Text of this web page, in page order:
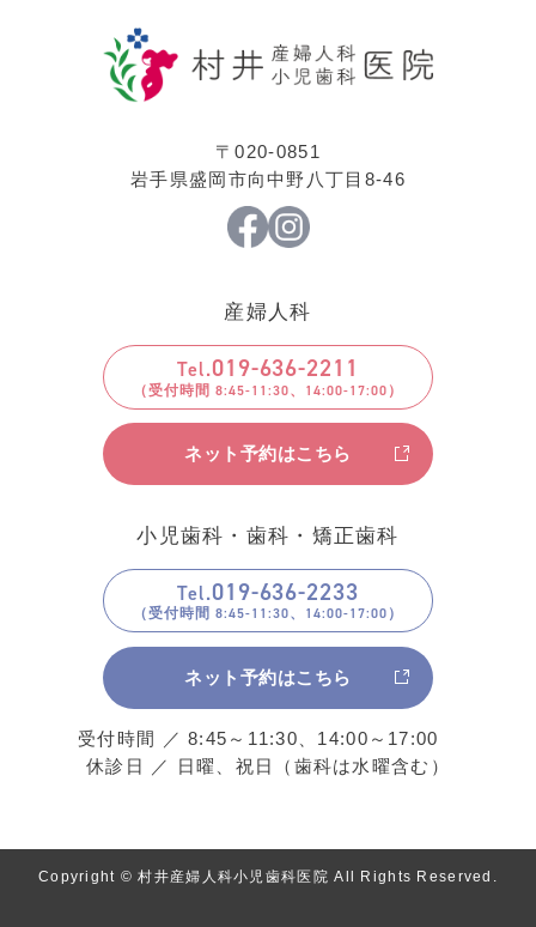
〒020-0851
岩手県盛岡市向中野八丁目8-46
産婦人科
Tel.019-636-2211
ネット予約はこちら
小児歯科・歯科・矯正歯科
Tel.019-636-2233
ネット予約はこちら
受付時間 ／ 8:45～11:30、14:00～17:00
休診日 ／ 日曜、祝日（歯科は水曜含む）
Copyright © 村井産婦人科小児歯科医院 All Rights Reserved.